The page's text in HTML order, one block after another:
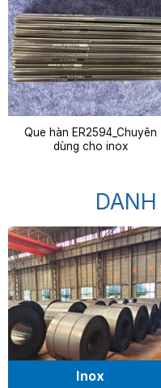
Que hàn ER2594_Chuyên
dùng cho inox
Inox